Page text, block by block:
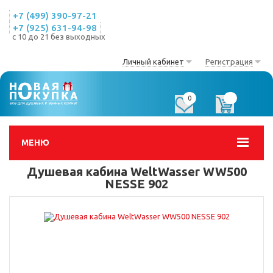
+7 (499) 390-97-21
+7 (925) 631-94-98
с 10 до 21 без выходных
Личный кабинет Регистрация
МЕНЮ
0
Душевая кабина WeltWasser WW500
NESSE 902